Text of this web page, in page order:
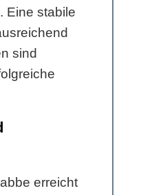
Eine stabile
sind
erreicht